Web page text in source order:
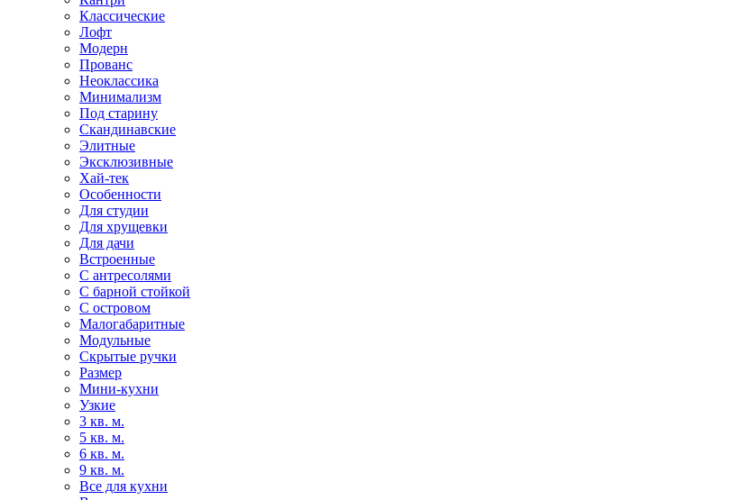
Классические
Лофт
Модерн
Прованс
Неоклассика
Минимализм
Под старину
Скандинавские
Элитные
Эксклюзивные
Хай-тек
Особенности
Для студии
Для хрущевки
Для дачи
Встроенные
С антресолями
С барной стойкой
С островом
Малогабаритные
Модульные
Скрытые ручки
Размер
Мини-кухни
Узкие
3 кв. м.
5 кв. м.
6 кв. м.
9 кв. м.
Все для кухни